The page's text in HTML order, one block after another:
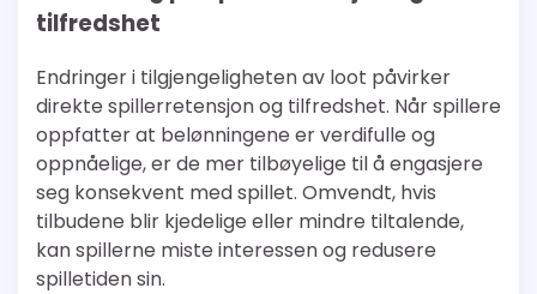
tilfredshet
Endringer i tilgjengeligheten av loot påvirker
direkte spillerretensjon og tilfredshet. Når spillere
oppfatter at belønningene er verdifulle og
oppnåelige, er de mer tilbøyelige til å engasjere
seg konsekvent med spillet. Omvendt, hvis
tilbudene blir kjedelige eller mindre tiltalende,
kan spillerne miste interessen og redusere
spilletiden sin.